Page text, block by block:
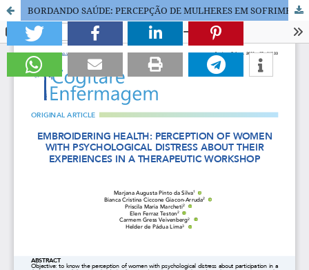
BORDANDO SAÚDE: PERCEPÇÃO DE MULHERES EM SOFRIMENTO PSÍQUICO SOBRE A VIVÊNCIA EM UMA OFICINA TERAPÊUTICA